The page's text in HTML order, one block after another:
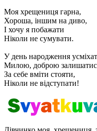
Моя хрещениця гарна,
Хороша, іншим на диво,
І хочу я побажати
Ніколи не сумувати.
У день народження
Милою, доброю
За себе вміти стояти,
Ніколи не відступати!